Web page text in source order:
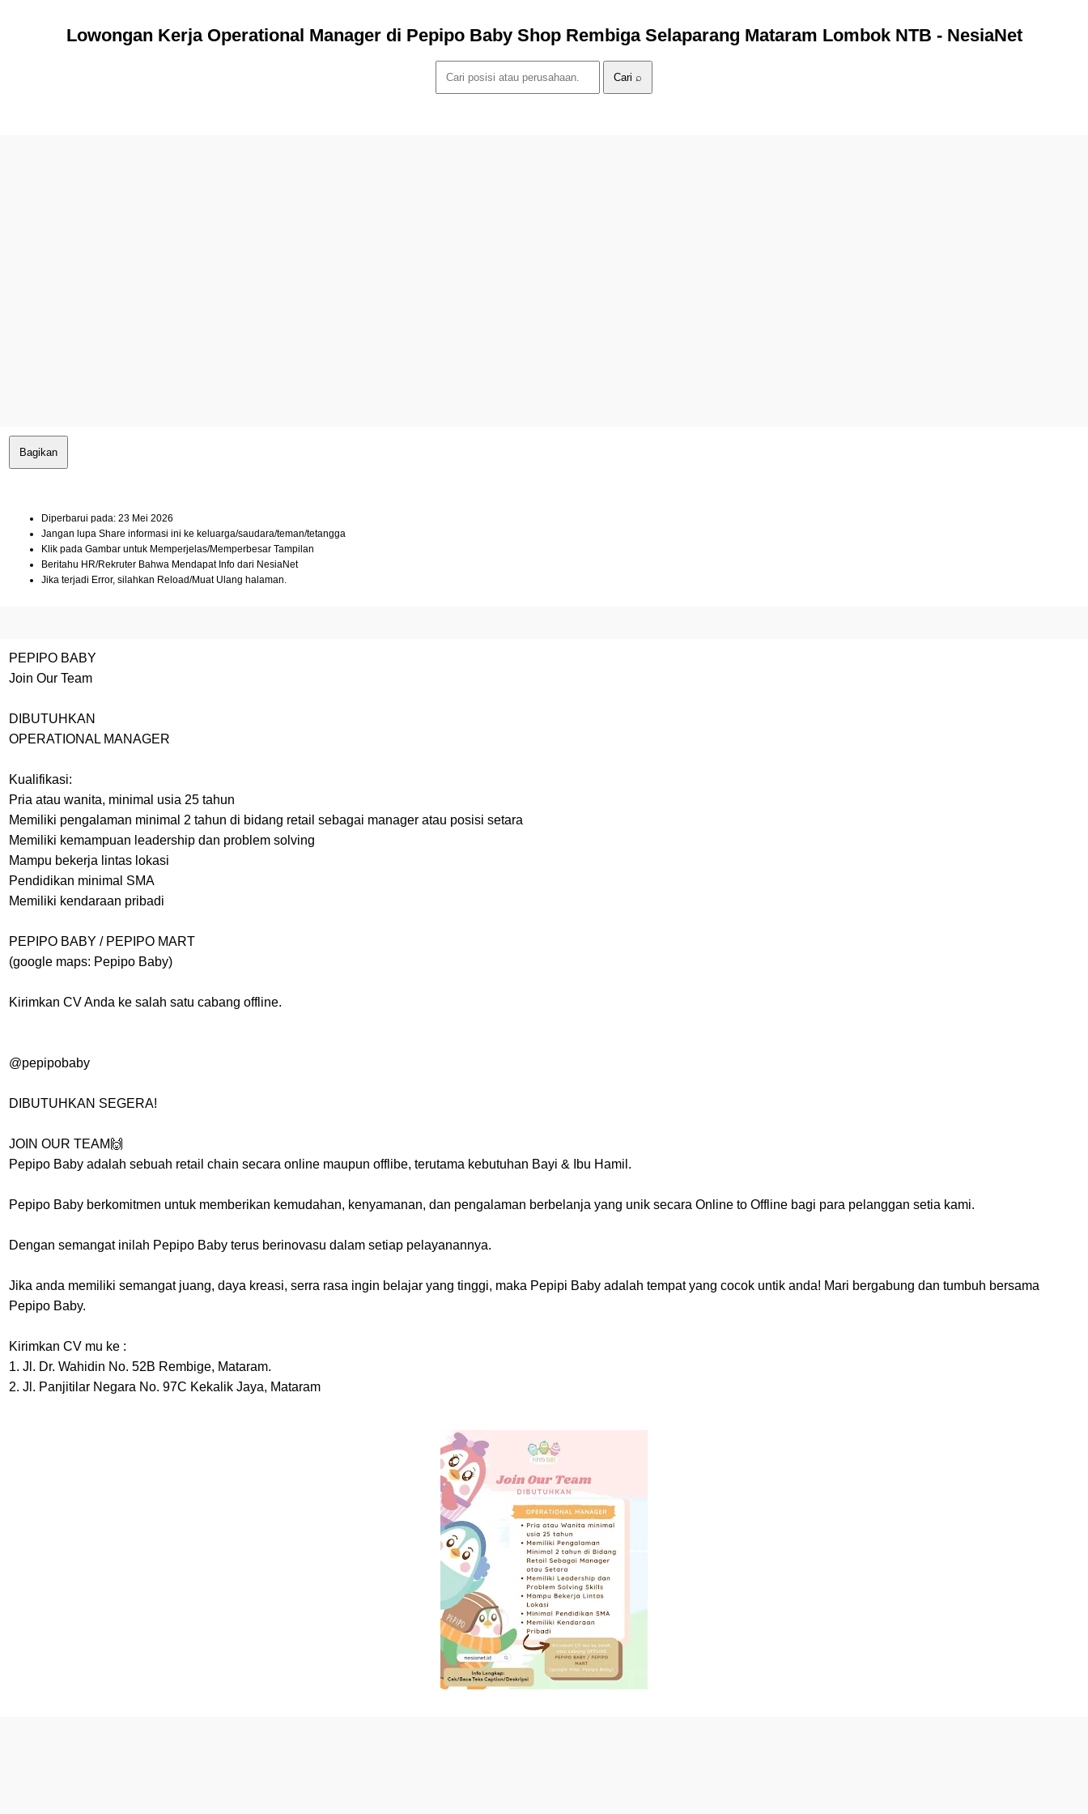
Lowongan Kerja Operational Manager di Pepipo Baby Shop Rembiga Selaparang Mataram Lombok NTB - NesiaNet
Cari ⌕
Bagikan
Diperbarui pada: 23 Mei 2026
Jangan lupa Share informasi ini ke keluarga/saudara/teman/tetangga
Klik pada Gambar untuk Memperjelas/Memperbesar Tampilan
Beritahu HR/Rekruter Bahwa Mendapat Info dari NesiaNet
Jika terjadi Error, silahkan Reload/Muat Ulang halaman.
PEPIPO BABY
Join Our Team
DIBUTUHKAN
OPERATIONAL MANAGER
Kualifikasi:
Pria atau wanita, minimal usia 25 tahun
Memiliki pengalaman minimal 2 tahun di bidang retail sebagai manager atau posisi setara
Memiliki kemampuan leadership dan problem solving
Mampu bekerja lintas lokasi
Pendidikan minimal SMA
Memiliki kendaraan pribadi
PEPIPO BABY / PEPIPO MART
(google maps: Pepipo Baby)
Kirimkan CV Anda ke salah satu cabang offline.
@pepipobaby
DIBUTUHKAN SEGERA!
JOIN OUR TEAM🙌
Pepipo Baby adalah sebuah retail chain secara online maupun offlibe, terutama kebutuhan Bayi & Ibu Hamil.
Pepipo Baby berkomitmen untuk memberikan kemudahan, kenyamanan, dan pengalaman berbelanja yang unik secara Online to Offline bagi para pelanggan setia kami.
Dengan semangat inilah Pepipo Baby terus berinovasu dalam setiap pelayanannya.
Jika anda memiliki semangat juang, daya kreasi, serra rasa ingin belajar yang tinggi, maka Pepipi Baby adalah tempat yang cocok untik anda! Mari bergabung dan tumbuh bersama
Pepipo Baby.
Kirimkan CV mu ke :
1. Jl. Dr. Wahidin No. 52B Rembige, Mataram.
2. Jl. Panjitilar Negara No. 97C Kekalik Jaya, Mataram